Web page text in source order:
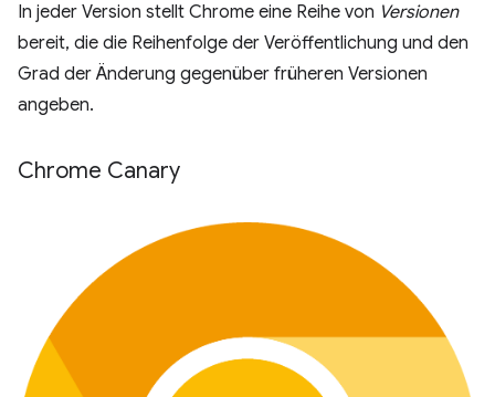
In jeder Version stellt Chrome eine Reihe von Versionen
bereit, die die Reihenfolge der Veröffentlichung und den
Grad der Änderung gegenüber früheren Versionen
angeben.
Chrome Canary